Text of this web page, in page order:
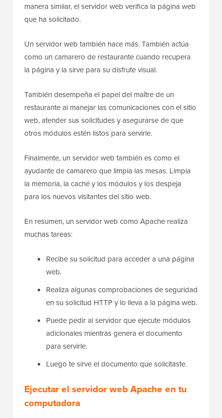
manera similar, el servidor web verifica la página web
que ha solicitado.
Un servidor web también hace más. También actúa
como un camarero de restaurante cuando recupera
la página y la sirve para su disfrute visual.
También desempeña el papel del maître de un
restaurante al manejar las comunicaciones con el sitio
web, atender sus solicitudes y asegurarse de que
otros módulos estén listos para servirle.
Finalmente, un servidor web también es como el
ayudante de camarero que limpia las mesas. Limpia
la memoria, la caché y los módulos y los despeja
para los nuevos visitantes del sitio web.
En resumen, un servidor web como Apache realiza
muchas tareas:
Recibe su solicitud para acceder a una página
web.
Realiza algunas comprobaciones de seguridad
en su solicitud HTTP y lo lleva a la página web.
Puede pedir al servidor que ejecute módulos
adicionales mientras genera el documento
para servirle.
Luego te sirve el documento que solicitaste.
Ejecutar el servidor web Apache en tu
computadora